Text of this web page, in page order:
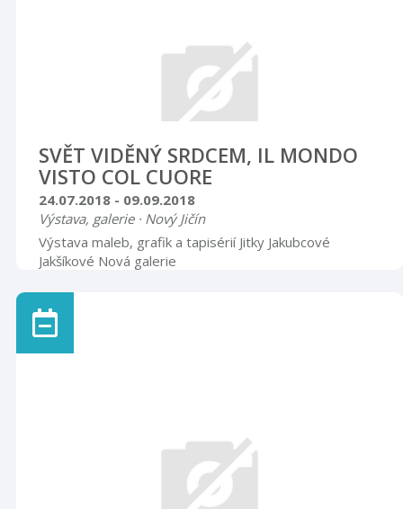
SVĚT VIDĚNÝ SRDCEM, IL MONDO
VISTO COL CUORE
24.07.2018 - 09.09.2018
Výstava, galerie · Nový Jičín
Výstava maleb, grafik a tapisérií Jitky Jakubcové
Jakšíkové Nová galerie